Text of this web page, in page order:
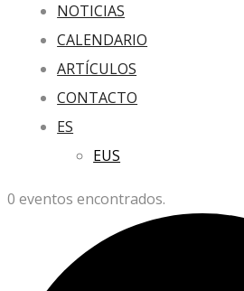
NOTICIAS
CALENDARIO
ARTÍCULOS
CONTACTO
ES
EUS
0 eventos encontrados.